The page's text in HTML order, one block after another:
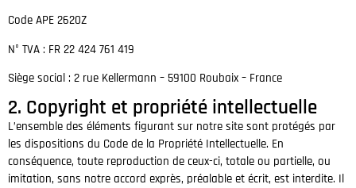
Code APE 2620Z
N° TVA : FR 22 424 761 419
Siège social : 2 rue Kellermann – 59100 Roubaix – France
2. Copyright et propriété intellectuelle
L’ensemble des éléments figurant sur notre site sont protégés par
les dispositions du Code de la Propriété Intellectuelle. En
conséquence, toute reproduction de ceux-ci, totale ou partielle, ou
imitation, sans notre accord exprès, préalable et écrit, est interdite. Il